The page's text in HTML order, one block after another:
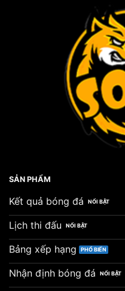
SẢN PHẨM
Kết quả bóng đá
Lịch thi đấu
Bảng xếp hạng
Nhận định bóng đá